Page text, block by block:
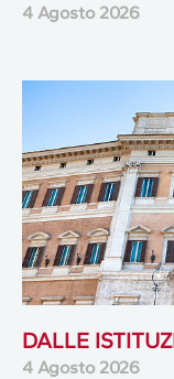
4 Agosto 2026
DALLE
4 Agosto 2026